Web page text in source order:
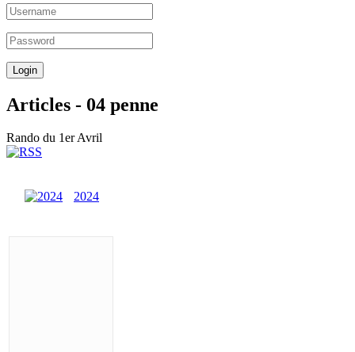
Articles - 04 penne
Rando du 1er Avril
2024